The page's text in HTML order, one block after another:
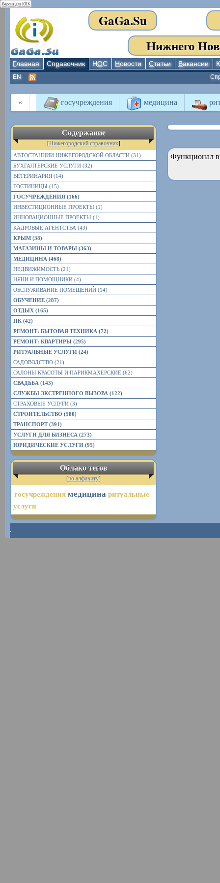
Версия для КПК
GaGa.Su
Нижнего
Главная Справочник НОС Новости Статьи Вакансии
EN
« госучреждения медицина
Содержание
[Нижегородский справочник]
АВТОСТАНЦИИ НИЖЕГОРОДСКОЙ ОБЛАСТИ (31)
БУХГАЛТЕРСКИЕ УСЛУГИ (32)
ВЕТЕРИНАРИЯ (14)
ГОСТИНИЦЫ (15)
ГОСУЧРЕЖДЕНИЯ (166)
ИНВЕСТИЦИОННЫЕ ПРОЕКТЫ (1)
ИННОВАЦИОННЫЕ ПРОЕКТЫ (1)
КАДРОВЫЕ АГЕНТСТВА (43)
КРЫМ (38)
МАГАЗИНЫ И ТОВАРЫ (363)
МЕДИЦИНА (468)
НЕДВИЖИМОСТЬ (21)
НЯНИ И ПОМОЩНИКИ (4)
ОБСЛУЖИВАНИЕ ПОМЕЩЕНИЙ (14)
ОБУЧЕНИЕ (287)
ОТДЫХ (165)
ПК (42)
РЕМОНТ: БЫТОВАЯ ТЕХНИКА (72)
РЕМОНТ: КВАРТИРЫ (295)
РИТУАЛЬНЫЕ УСЛУГИ (24)
САДОВОДСТВО (21)
САЛОНЫ КРАСОТЫ И ПАРИКМАХЕРСКИЕ (62)
СВАДЬБА (143)
СЛУЖБЫ ЭКСТРЕННОГО ВЫЗОВА (122)
СТРАХОВЫЕ УСЛУГИ (3)
СТРОИТЕЛЬСТВО (580)
ТРАНСПОРТ (391)
УСЛУГИ ДЛЯ БИЗНЕСА (273)
ЮРИДИЧЕСКИЕ УСЛУГИ (95)
Облако тегов
[по алфавиту]
госучреждения медицина ритуальные
услуги
Функционал
.